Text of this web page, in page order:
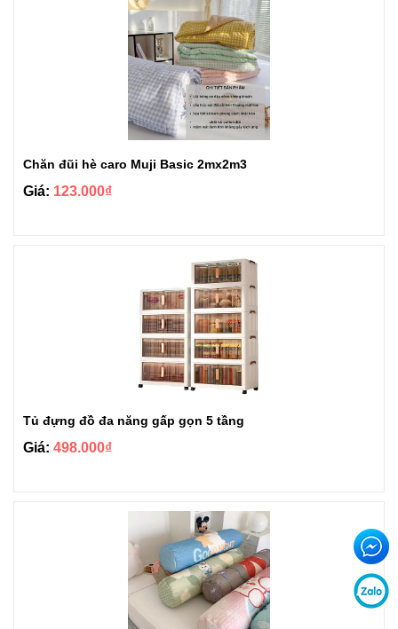
Chăn đũi hè caro Muji Basic 2mx2m3
Giá: 123.000₫
Tủ đựng đồ đa năng gấp gọn 5 tầng
Giá: 498.000₫